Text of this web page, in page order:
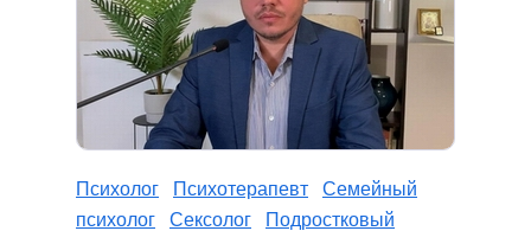
Психолог Психотерапевт
Семейный
психолог
Сексолог
Подростковый